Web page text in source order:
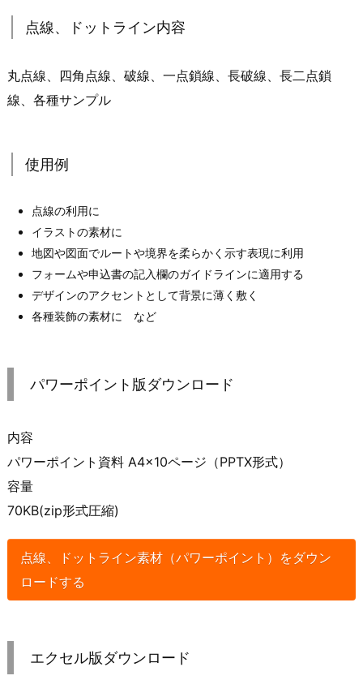
点線、ドットライン内容
丸点線、四角点線、破線、一点鎖線、長破線、長二点鎖
線、各種サンプル
使用例
点線の利用に
イラストの素材に
地図や図面でルートや境界を柔らかく示す表現に利用
フォームや申込書の記入欄のガイドラインに適用する
デザインのアクセントとして背景に薄く敷く
各種装飾の素材に など
パワーポイント版ダウンロード
内容
パワーポイント資料 A4×10ページ（PPTX形式）
容量
70KB(zip形式圧縮)
点線、ドットライン素材（パワーポイント）をダウン
ロードする
エクセル版ダウンロード